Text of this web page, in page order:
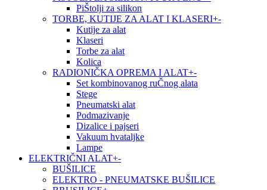
PiŠtolji za silikon
TORBE, KUTIJE ZA ALAT I KLASERI+-
Kutije za alat
Klaseri
Torbe za alat
Kolica
RADIONIČKA OPREMA I ALAT+-
Set kombinovanog ruČnog alata
Stege
Pneumatski alat
Podmazivanje
Dizalice i pajseri
Vakuum hvataljke
Lampe
ELEKTRIČNI ALAT+-
BUŠILICE
ELEKTRO - PNEUMATSKE BUŠILICE